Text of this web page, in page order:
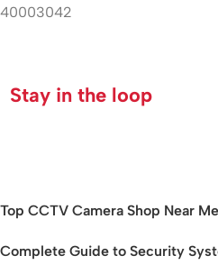
40003042
Stay in the loop
Top CCTV Camera Shop Near
Complete Guide to Security